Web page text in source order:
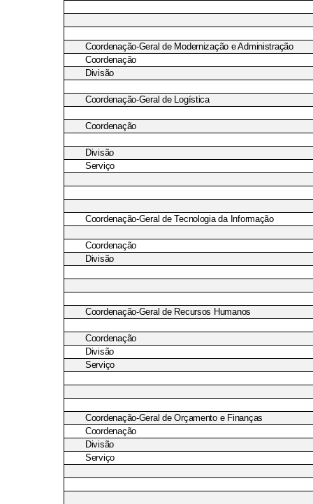
Coordenação-Geral de Modernização e Administração
Coordenação
Divisão
Coordenação-Geral de Logística
Coordenação
Divisão
Serviço
Coordenação-Geral de Tecnologia da Informação
Coordenação
Divisão
Coordenação-Geral de Recursos Humanos
Coordenação
Divisão
Serviço
Coordenação-Geral de Orçamento e Finanças
Coordenação
Divisão
Serviço